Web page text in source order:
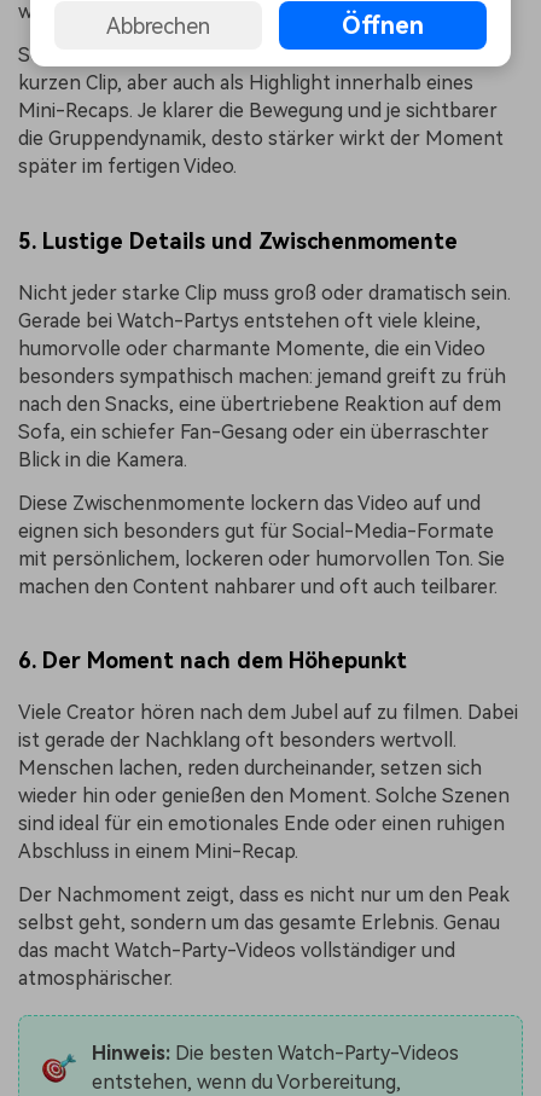
wichtig sind.
Solche Momente funktionieren gut als Peak in einem
kurzen Clip, aber auch als Highlight innerhalb eines
Mini-Recaps. Je klarer die Bewegung und je sichtbarer
die Gruppendynamik, desto stärker wirkt der Moment
später im fertigen Video.
5. Lustige Details und Zwischenmomente
Nicht jeder starke Clip muss groß oder dramatisch sein.
Gerade bei Watch-Partys entstehen oft viele kleine,
humorvolle oder charmante Momente, die ein Video
besonders sympathisch machen: jemand greift zu früh
nach den Snacks, eine übertriebene Reaktion auf dem
Sofa, ein schiefer Fan-Gesang oder ein überraschter
Blick in die Kamera.
Diese Zwischenmomente lockern das Video auf und
eignen sich besonders gut für Social-Media-Formate
mit persönlichem, lockeren oder humorvollen Ton. Sie
machen den Content nahbarer und oft auch teilbarer.
6. Der Moment nach dem Höhepunkt
Viele Creator hören nach dem Jubel auf zu filmen. Dabei
ist gerade der Nachklang oft besonders wertvoll.
Menschen lachen, reden durcheinander, setzen sich
wieder hin oder genießen den Moment. Solche Szenen
sind ideal für ein emotionales Ende oder einen ruhigen
Abschluss in einem Mini-Recap.
Der Nachmoment zeigt, dass es nicht nur um den Peak
selbst geht, sondern um das gesamte Erlebnis. Genau
das macht Watch-Party-Videos vollständiger und
atmosphärischer.
Hinweis:Die besten Watch-Party-Videos
entstehen, wenn du Vorbereitung,
Abbrechen Öffnen